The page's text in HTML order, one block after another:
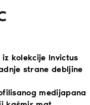
kolekcije Invictus
strane debljine
medijapana